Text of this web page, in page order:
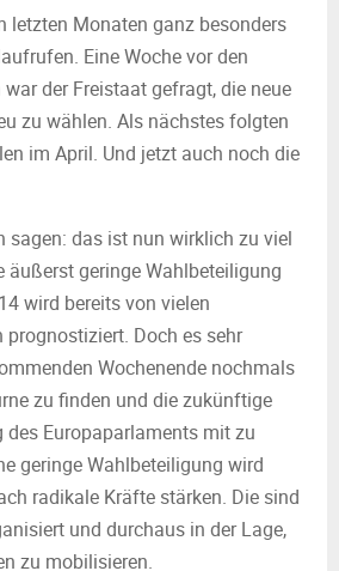
letzten Monaten ganz besonders
Eine Woche vor den
der Freistaat gefragt, die neue
zu wählen. Als nächstes folgten
im April. Und jetzt auch noch die
sagen: das ist nun wirklich zu viel
äußerst geringe Wahlbeteiligung
wird bereits von vielen
Doch es sehr
Wochenende nochmals
zu finden und die zukünftige
Europaparlaments mit zu
geringe Wahlbeteiligung wird
radikale Kräfte stärken. Die sind
und durchaus in der Lage,
zu mobilisieren.